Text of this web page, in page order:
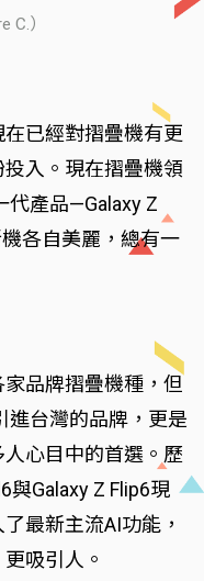
C.）
已經對摺疊機有更
入。現在摺疊機領
代產品—Galaxy Z
各自美麗，總有一
品牌摺疊機種，但
進台灣的品牌，更是
心目中的首選。歷
與Galaxy Z Flip6現
最新主流AI功能，
吸引人。